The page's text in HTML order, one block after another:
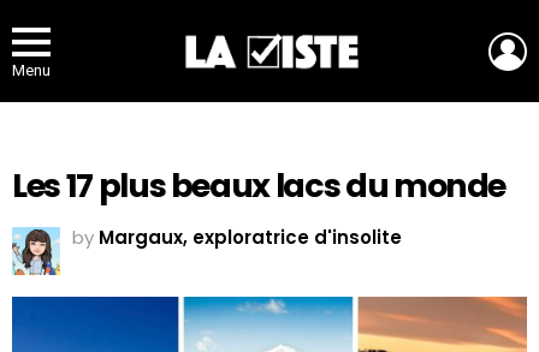
Menu
Les 17 plus beaux lacs du monde
by Margaux, exploratrice d'insolite